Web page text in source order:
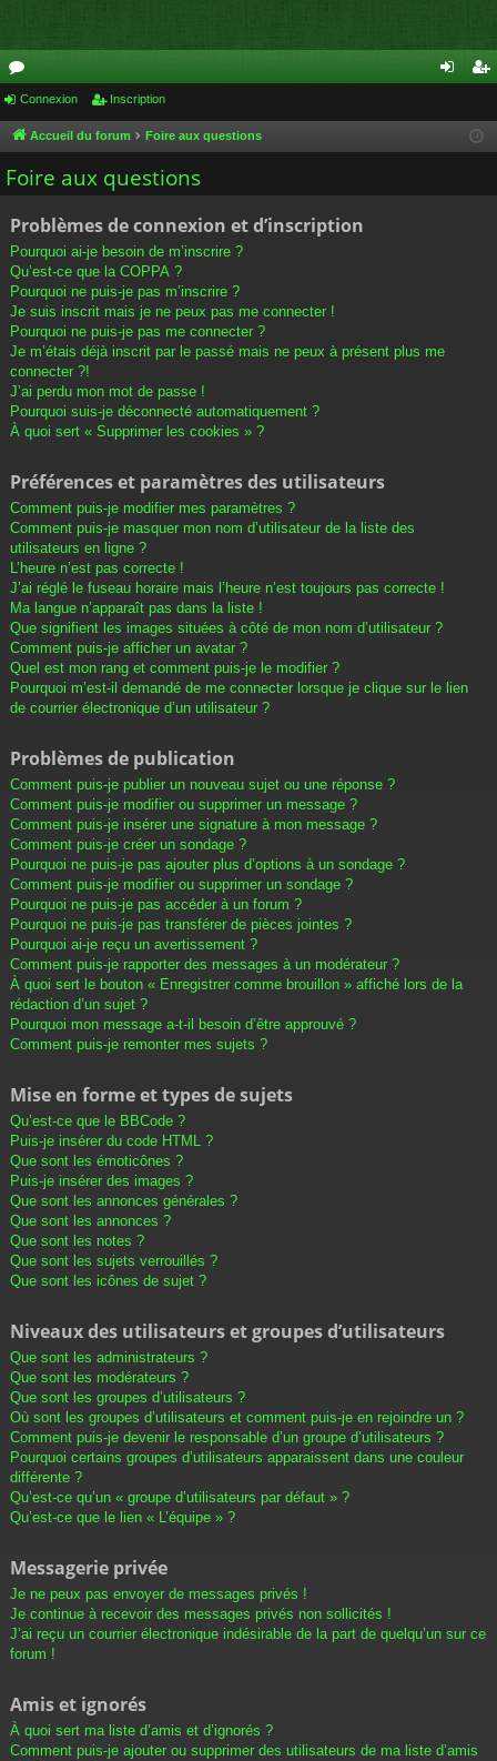
or
u
m
cri
Connexion Inscription
Accueil du forum Foire aux questions
Foire aux questions
Problèmes de connexion et d’inscription
Pourquoi ai-je besoin de m’inscrire ?
Qu’est-ce que la COPPA ?
Pourquoi ne puis-je pas m’inscrire ?
Je suis inscrit mais je ne peux pas me connecter !
Pourquoi ne puis-je pas me connecter ?
Je m’étais déjà inscrit par le passé mais ne peux à présent plus me
connecter ?!
J’ai perdu mon mot de passe !
Pourquoi suis-je déconnecté automatiquement ?
À quoi sert « Supprimer les cookies » ?
Préférences et paramètres des utilisateurs
Comment puis-je modifier mes paramètres ?
Comment puis-je masquer mon nom d’utilisateur de la liste des
utilisateurs en ligne ?
L’heure n’est pas correcte !
J’ai réglé le fuseau horaire mais l’heure n’est toujours pas correcte !
Ma langue n’apparaît pas dans la liste !
Que signifient les images situées à côté de mon nom d’utilisateur ?
Comment puis-je afficher un avatar ?
Quel est mon rang et comment puis-je le modifier ?
Pourquoi m’est-il demandé de me connecter lorsque je clique sur le lien
de courrier électronique d’un utilisateur ?
Problèmes de publication
Comment puis-je publier un nouveau sujet ou une réponse ?
Comment puis-je modifier ou supprimer un message ?
Comment puis-je insérer une signature à mon message ?
Comment puis-je créer un sondage ?
Pourquoi ne puis-je pas ajouter plus d’options à un sondage ?
Comment puis-je modifier ou supprimer un sondage ?
Pourquoi ne puis-je pas accéder à un forum ?
Pourquoi ne puis-je pas transférer de pièces jointes ?
Pourquoi ai-je reçu un avertissement ?
Comment puis-je rapporter des messages à un modérateur ?
À quoi sert le bouton « Enregistrer comme brouillon » affiché lors de la
rédaction d’un sujet ?
Pourquoi mon message a-t-il besoin d’être approuvé ?
Comment puis-je remonter mes sujets ?
Mise en forme et types de sujets
Qu’est-ce que le BBCode ?
Puis-je insérer du code HTML ?
Que sont les émoticônes ?
Puis-je insérer des images ?
Que sont les annonces générales ?
Que sont les annonces ?
Que sont les notes ?
Que sont les sujets verrouillés ?
Que sont les icônes de sujet ?
Niveaux des utilisateurs et groupes d’utilisateurs
Que sont les administrateurs ?
Que sont les modérateurs ?
Que sont les groupes d’utilisateurs ?
Où sont les groupes d’utilisateurs et comment puis-je en rejoindre un ?
Comment puis-je devenir le responsable d’un groupe d’utilisateurs ?
Pourquoi certains groupes d’utilisateurs apparaissent dans une couleur
différente ?
Qu’est-ce qu’un « groupe d’utilisateurs par défaut » ?
Qu’est-ce que le lien « L’équipe » ?
Messagerie privée
Je ne peux pas envoyer de messages privés !
Je continue à recevoir des messages privés non sollicités !
J’ai reçu un courrier électronique indésirable de la part de quelqu’un sur ce
forum !
Amis et ignorés
À quoi sert ma liste d’amis et d’ignorés ?
Comment puis-je ajouter ou supprimer des utilisateurs de ma liste d’amis